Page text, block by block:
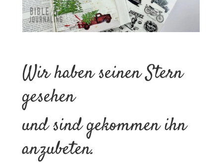
Wir haben seinen Stern
gesehen
und sind gekommen ihn
anzubeten.